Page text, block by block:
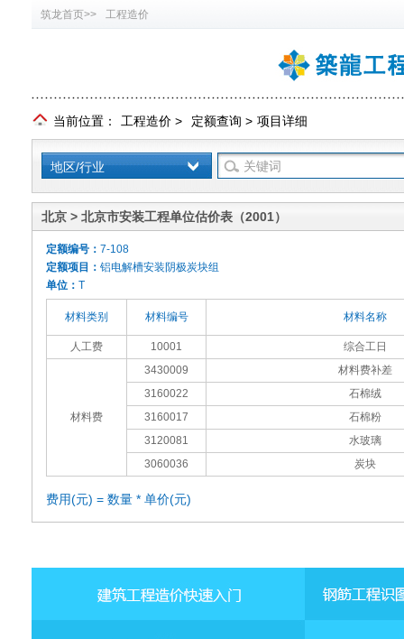
筑龙首页>> 工程造价
当前位置： 工程造价 > 定额查询 > 项目详细
地区/行业
北京 > 北京市安装工程单位估价表（2001）
定额编号： 7-108
定额项目： 铝电解槽安装阴极炭块组
单位： T
材料类别 材料编号 材料名称
人工费 10001 综合工日
材料费
3430009
材料费补差
3160022
石棉绒
3160017
石棉粉
3120081
水玻璃
3060036
炭块
费用(元) = 数量 * 单价(元)